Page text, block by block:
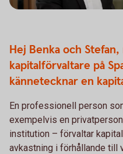
Hej Benka och
kapitalförvaltare på
kännetecknar en
En professionell person
exempelvis en
institution – förvaltar
avkastning i förhållande till